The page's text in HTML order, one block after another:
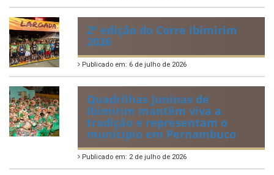
2ª edição do Corre Ibimirim
2026
Publicado em: 6 de julho de 2026
Quadrilhas Juninas de
Ibimirim mantêm viva a
tradição e representam o
munícipio em Pernambuco
Publicado em: 2 de julho de 2026